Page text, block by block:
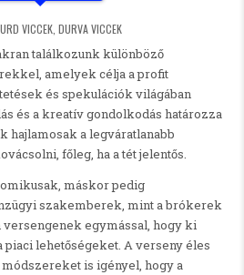
INVICCEK DURVA VICCEK
találkozunk különböző
amelyek célja a profit
és spekulációk világában
és a kreatív gondolkodás határozza
hajlamosak a legváratlanabb
főleg, ha a tét jelentős.
máskor pedig
szakemberek, mint a brókerek
egymással, hogy ki
piaci lehetőségeket. A verseny éles
is igényel, hogy a